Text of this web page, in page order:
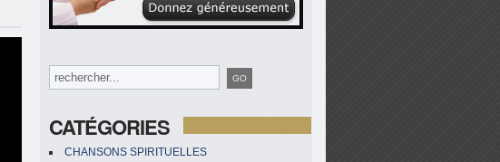
CATÉGORIES
CHANSONS SPIRITUELLES